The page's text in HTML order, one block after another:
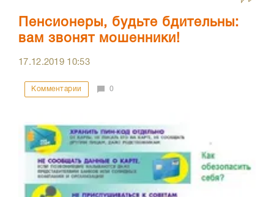
Пенсионеры, будьте бдительны:
вам звонят мошенники!
17.12.2019 10:53
Комментарии 0